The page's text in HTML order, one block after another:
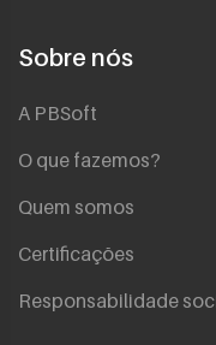
Sobre nós
A PBSoft
O que fazemos?
Quem somos
Certificações
Responsabilidade